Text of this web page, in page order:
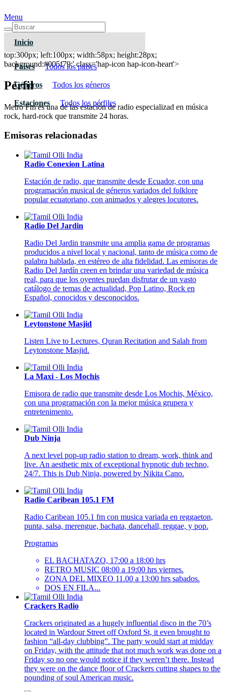
Menu
Inicio
Paises Todos los paises
Géneros Todos los géneros
Estaciones Todos los pérfiles
Metro Fm
top:300px; left:100px; width:58px; height:28px;
background:#005f79;' class='hap-icon hap-icon-heart'>
Pérfil
Metro Fm es una de las estación de radio especializad en música
rock, hard-rock que transmite 24 horas.
Emisoras relacionadas
Radio Conexion Latina
Estación de radio, que transmite desde Ecuador, con una
programación musical de géneros variados del folklore
popular ecuatoriano, con animados y alegres locutores.
Radio Del Jardin
Radio Del Jardin transmite una amplia gama de programas
producidos a nivel local y nacional, tanto de música como de
palabra hablada, en estéreo de alta fidelidad. Las emisoras de
Radio Del Jardín creen en brindar una variedad de música
real, para que los oyentes puedan disfrutar de un vasto
catálogo de temas de actualidad, Pop Latino, Rock en
Español, conocidos y desconocidos.
Leytonstone Masjid
Listen Live to Lectures, Quran Recitation and Salah from
Leytonstone Masjid.
La Maxi - Los Mochis
Emisora de radio que transmite desde Los Mochis, México,
con una programación con la mejor música grupera y
entretenimento.
Dub Ninja
A next level pop-up radio station to dream, work, think and
live. An aesthetic mix of exceptional hypnotic dub techno,
24/7. This is Dub Ninja, powered by Nikita Cano.
Radio Caribean 105.1 FM
Radio Caribean 105.1 fm con musica variada en reggaeton,
punta, salsa, merengue, bachata, dancehall, reggae, y pop.
Programas
EL BACHATAZO, 17:00 a 18:00 hrs
RETRO MUSIC 08:00 a 19:00 hrs viernes.
ZONA DEL MIXEO 11.00 a 13:00 hrs sabados.
DOS EN FILA...
Crackers Radio
Crackers originated as a hugely influential disco in the 70’s
located in Wardour Street off Oxford St, it even brought to
fashion “all-day clubbing”. The party would start at midday
on Friday, with the attitude that not much work was done on a
Friday so no one would notice if they weren’t there. Instead
they were on the dance floor of Crackers cutting shapes to the
pounding of soul American music.